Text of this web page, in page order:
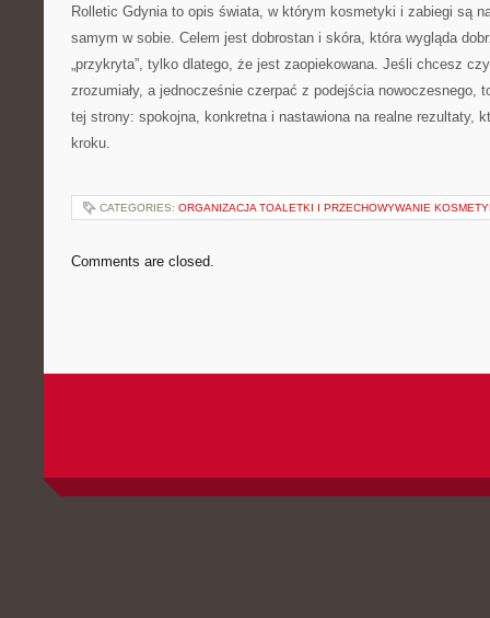
Rolletic Gdynia to opis świata, w którym kosmetyki i zabiegi są
samym w sobie. Celem jest dobrostan i skóra, która wygląda
„przykryta”, tylko dlatego, że jest zaopiekowana. Jeśli chcesz
zrozumiały, a jednocześnie czerpać z podejścia nowoczesnego,
tej strony: spokojna, konkretna i nastawiona na realne rezultaty,
kroku.
CATEGORIES: ORGANIZACJA TOALETKI I PRZECHOWYWANIE
Comments are closed.